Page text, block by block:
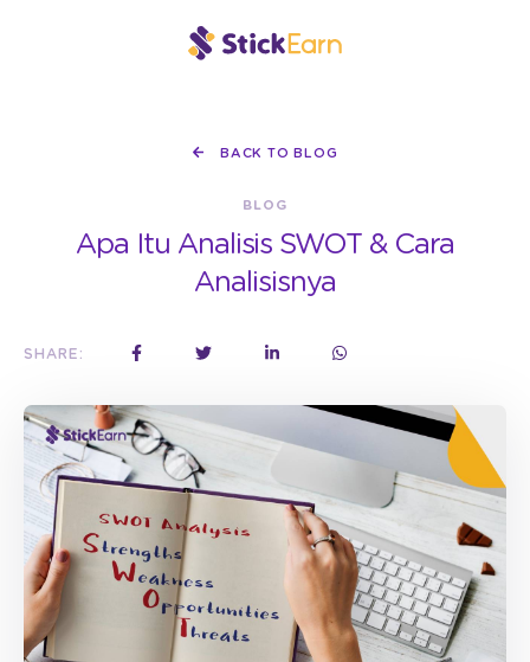
BACK TO BLOG
BLOG
Apa Itu Analisis SWOT & Cara
Analisisnya
SHARE: